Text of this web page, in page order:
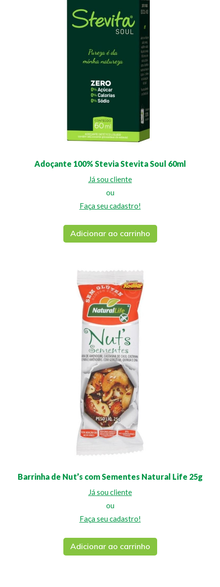
Adoçante 100% Stevia Stevita Soul 60ml
Já sou cliente
ou
Faça seu cadastro!
Adicionar ao carrinho
Barrinha de Nut’s com Sementes Natural Life 25g
Já sou cliente
ou
Faça seu cadastro!
Adicionar ao carrinho